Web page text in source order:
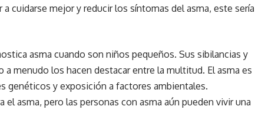
cuidarse mejor y reducir los síntomas del asma, este sería
asma cuando son niños pequeños. Sus sibilancias y
menudo los hacen destacar entre la multitud. El asma es
genéticos y exposición a factores ambientales.
asma, pero las personas con asma aún pueden vivir una